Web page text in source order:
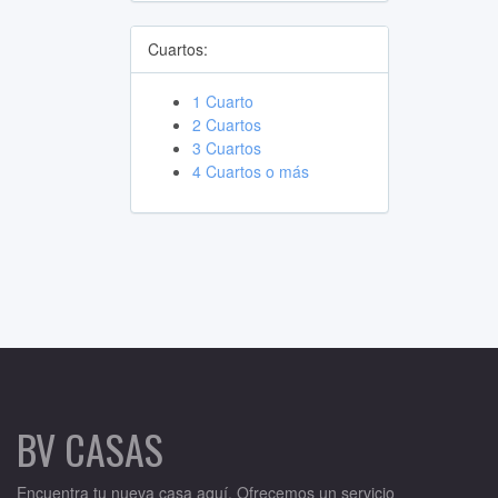
Cuartos:
1 Cuarto
2 Cuartos
3 Cuartos
4 Cuartos o más
BV CASAS
Encuentra tu nueva casa aquí. Ofrecemos un servicio